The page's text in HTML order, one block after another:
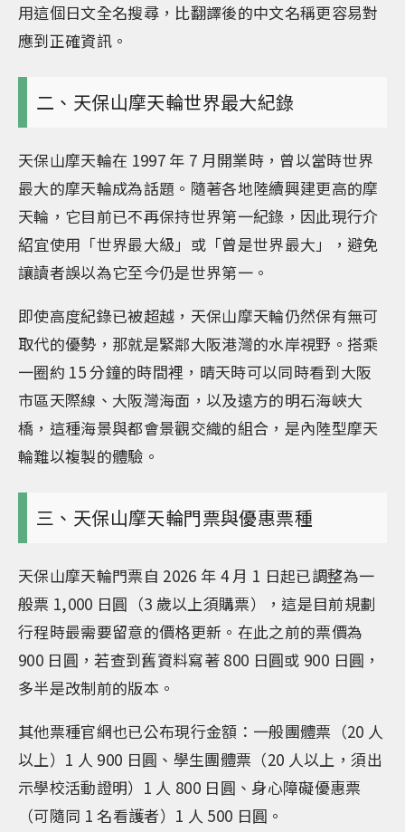
用這個日文全名搜尋，比翻譯後的中文名稱更容易對
應到正確資訊。
二、天保山摩天輪世界最大紀錄
天保山摩天輪在 1997 年 7 月開業時，曾以當時世界
最大的摩天輪成為話題。隨著各地陸續興建更高的摩
天輪，它目前已不再保持世界第一紀錄，因此現行介
紹宜使用「世界最大級」或「曾是世界最大」，避免
讓讀者誤以為它至今仍是世界第一。
即使高度紀錄已被超越，天保山摩天輪仍然保有無可
取代的優勢，那就是緊鄰大阪港灣的水岸視野。搭乘
一圈約 15 分鐘的時間裡，晴天時可以同時看到大阪
市區天際線、大阪灣海面，以及遠方的明石海峽大
橋，這種海景與都會景觀交織的組合，是內陸型摩天
輪難以複製的體驗。
三、天保山摩天輪門票與優惠票種
天保山摩天輪門票自 2026 年 4 月 1 日起已調整為一
般票 1,000 日圓（3 歲以上須購票），這是目前規劃
行程時最需要留意的價格更新。在此之前的票價為
900 日圓，若查到舊資料寫著 800 日圓或 900 日圓，
多半是改制前的版本。
其他票種官網也已公布現行金額：一般團體票（20 人
以上）1 人 900 日圓、學生團體票（20 人以上，須出
示學校活動證明）1 人 800 日圓、身心障礙優惠票
（可隨同 1 名看護者）1 人 500 日圓。